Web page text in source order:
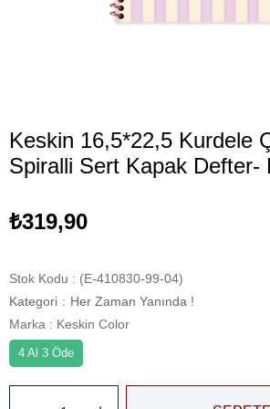
Keskin 16,5*22,5 Kurdele
Spiralli Sert Kapak Defter-
₺319,90
Stok Kodu
(E-410830-99-04)
Kategori : Her Zaman Yanında !
Marka : Keskin Color
4 Al 3 Öde